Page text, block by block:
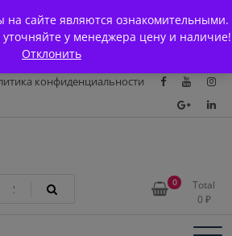
сайте являются ознакомительными.
у менеджера цену и наличие!
Отклонить
Магазин О Компании
Каталоги
Доставка и оплата
конфиденциальности
для вилочых
и
0
Total
0 ₽